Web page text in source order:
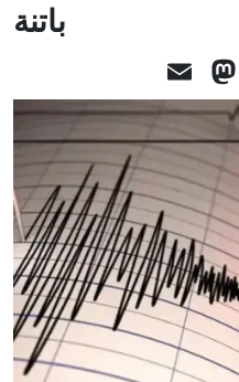
باتنة
Facebook
Mastodon